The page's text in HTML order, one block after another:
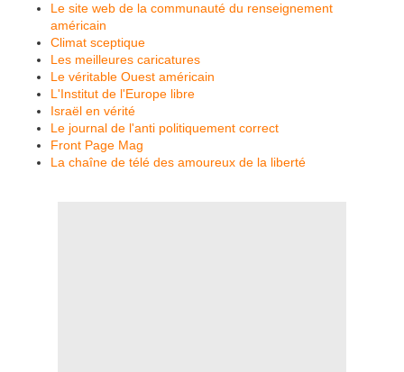
Le site web de la communauté du renseignement
américain
Climat sceptique
Les meilleures caricatures
Le véritable Ouest américain
L'Institut de l'Europe libre
Israël en vérité
Le journal de l'anti politiquement correct
Front Page Mag
La chaîne de télé des amoureux de la liberté